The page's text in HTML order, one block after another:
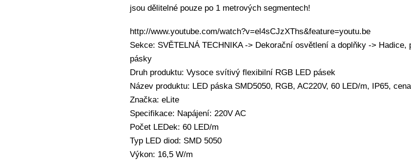
jsou dělitelné pouze po 1 metrových segmentech!
http://www.youtube.com/watch?v=el4sCJzXThs&feature=youtu.be
Sekce: SVĚTELNÁ TECHNIKA -> Dekorační osvětlení a doplňky ->
pásky
Druh produktu: Vysoce svítivý flexibilní RGB LED pásek
Název produktu: LED páska SMD5050, RGB, AC220V, 60 LED/m, IP65,
Značka: eLite
Specifikace: Napájení: 220V AC
Počet LEDek: 60 LED/m
Typ LED diod: SMD 5050
Výkon: 16,5 W/m